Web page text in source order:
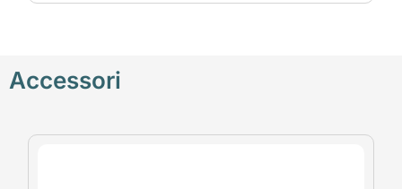
Accessori